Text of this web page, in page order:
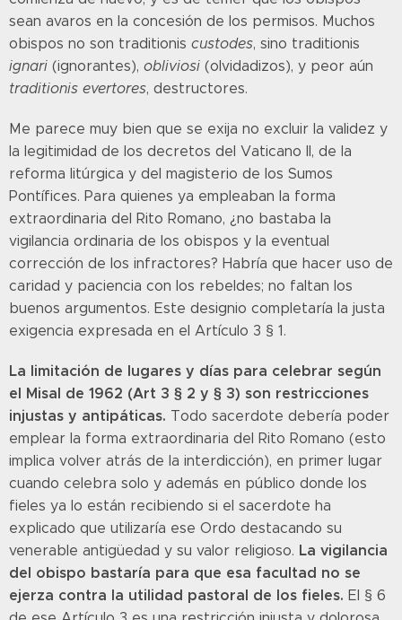
sean avaros en la concesión de los permisos. Muchos
obispos no son traditionis custodes, sino traditionis
ignari (ignorantes), obliviosi (olvidadizos), y peor aún
traditionis evertores, destructores.
Me parece muy bien que se exija no excluir la validez y
la legitimidad de los decretos del Vaticano II, de la
reforma litúrgica y del magisterio de los Sumos
Pontífices. Para quienes ya empleaban la forma
extraordinaria del Rito Romano, ¿no bastaba la
vigilancia ordinaria de los obispos y la eventual
corrección de los infractores? Habría que hacer uso de
caridad y paciencia con los rebeldes; no faltan los
buenos argumentos. Este designio completaría la justa
exigencia expresada en el Artículo 3 § 1.
La limitación de lugares y días para celebrar según
el Misal de 1962 (Art 3 § 2 y § 3) son restricciones
injustas y antipáticas. Todo sacerdote debería poder
emplear la forma extraordinaria del Rito Romano (esto
implica volver atrás de la interdicción), en primer lugar
cuando celebra solo y además en público donde los
fieles ya lo están recibiendo si el sacerdote ha
explicado que utilizaría ese Ordo destacando su
venerable antigüedad y su valor religioso. La vigilancia
del obispo bastaría para que esa facultad no se
ejerza contra la utilidad pastoral de los fieles. El § 6